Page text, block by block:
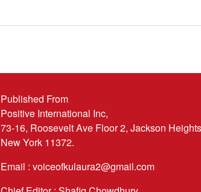
Published From
Positive International Inc,
73-16, Roosevelt Ave Floor 2, Jackson
New York 11372.
Email : voiceofkulaura2@gmail.com